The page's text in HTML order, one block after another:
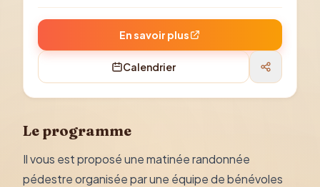
En savoir plus
Calendrier
Le programme
Il vous est proposé une matinée randonnée
pédestre organisée par une équipe de bénévoles